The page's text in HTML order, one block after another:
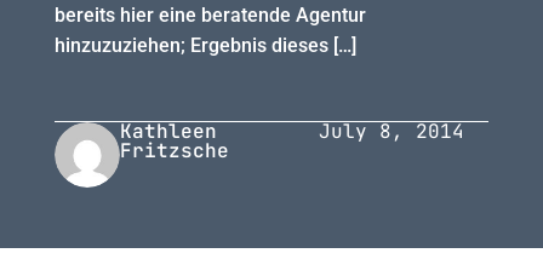
bereits hier eine beratende Agentur
hinzuzuziehen; Ergebnis dieses […]
Kathleen
Fritzsche
July 8, 2014